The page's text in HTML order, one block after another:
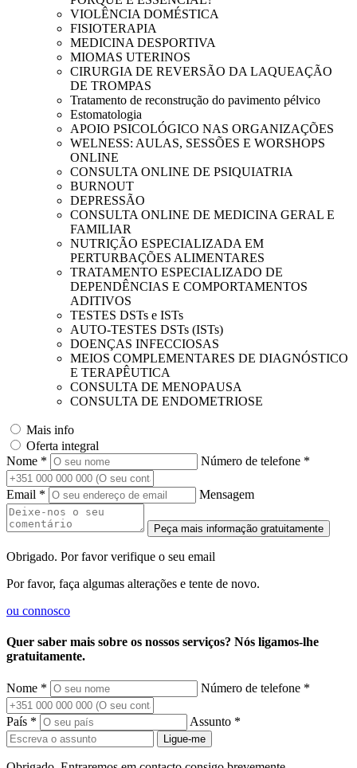
VIOLÊNCIA DOMÉSTICA
FISIOTERAPIA
MEDICINA DESPORTIVA
MIOMAS UTERINOS
CIRURGIA DE REVERSÃO DA LAQUEAÇÃO
DE TROMPAS
Tratamento de reconstrução do pavimento pélvico
Estomatologia
APOIO PSICOLÓGICO NAS ORGANIZAÇÕES
WELNESS: AULAS, SESSÕES E WORSHOPS
ONLINE
CONSULTA ONLINE DE PSIQUIATRIA
BURNOUT
DEPRESSÃO
CONSULTA ONLINE DE MEDICINA GERAL E
FAMILIAR
NUTRIÇÃO ESPECIALIZADA EM
PERTURBAÇÕES ALIMENTARES
TRATAMENTO ESPECIALIZADO DE
DEPENDÊNCIAS E COMPORTAMENTOS
ADITIVOS
TESTES DSTs e ISTs
AUTO-TESTES DSTs (ISTs)
DOENÇAS INFECCIOSAS
MEIOS COMPLEMENTARES DE DIAGNÓSTICO
E TERAPÊUTICA
CONSULTA DE MENOPAUSA
CONSULTA DE ENDOMETRIOSE
Mais info
Oferta integral
Nome *
Número de telefone *
Email * Mensagem
Peça mais informação gratuitamente
Obrigado. Por favor verifique o seu email
Por favor, faça algumas alterações e tente de novo.
ou connosco
Quer saber mais sobre os nossos serviços? Nós ligamos-lhe
gratuitamente.
Nome * Número de telefone *
País * Assunto *
Ligue-me